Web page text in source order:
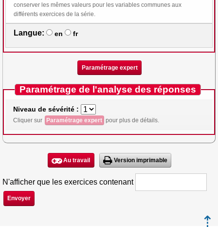
conserver les mêmes valeurs pour les variables communes aux
différents exercices de la série.
Langue: en fr
Paramétrage expert
Paramétrage de l'analyse des réponses
Niveau de sévérité :
Cliquer sur Paramétrage expert pour plus de détails.
Au travail Version imprimable
N'afficher que les exercices contenant